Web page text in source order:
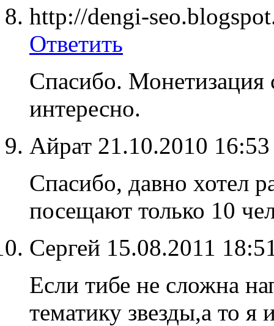
http://dengi-
Ответить
Спасибо. Монетизация
интересно.
Айрат 21.10.2010
Спасибо, давно хотел
посещают только 10
Сергей 15.08.2011
Если тибе не сложна
тематику звезды,а то я